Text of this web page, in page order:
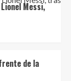
Messi,
de la